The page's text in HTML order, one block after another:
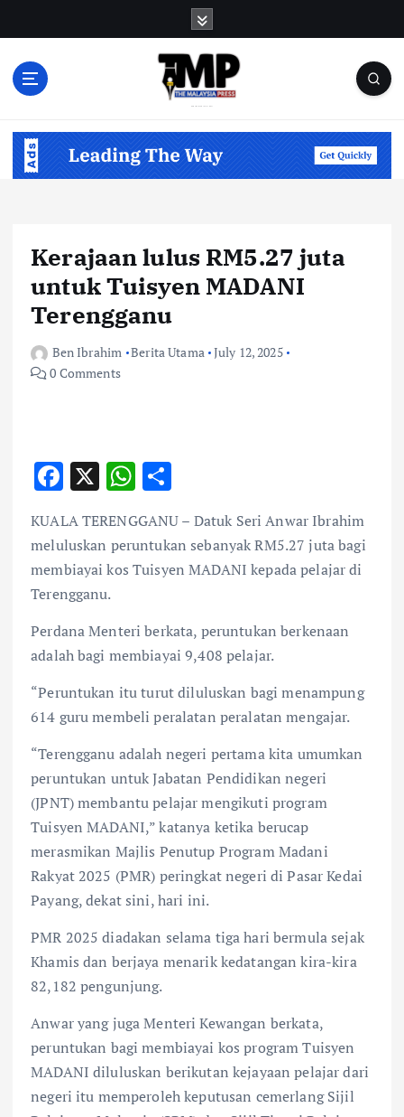
Kerajaan lulus RM5.27 juta
untuk Tuisyen MADANI
Terengganu
Ben Ibrahim Berita Utama July 12, 2025
0 Comments
F
e
b
o
o
k
X W
at
s
p
p
ar
e
KUALA TERENGGANU – Datuk Seri Anwar Ibrahim
meluluskan peruntukan sebanyak RM5.27 juta bagi
membiayai kos Tuisyen MADANI kepada pelajar di
Terengganu.
Perdana Menteri berkata, peruntukan berkenaan
adalah bagi membiayai 9,408 pelajar.
“Peruntukan itu turut diluluskan bagi menampung
614 guru membeli peralatan peralatan mengajar.
“Terengganu adalah negeri pertama kita umumkan
peruntukan untuk Jabatan Pendidikan negeri
(JPNT) membantu pelajar mengikuti program
Tuisyen MADANI,” katanya ketika berucap
merasmikan Majlis Penutup Program Madani
Rakyat 2025 (PMR) peringkat negeri di Pasar Kedai
Payang, dekat sini, hari ini.
PMR 2025 diadakan selama tiga hari bermula sejak
Khamis dan berjaya menarik kedatangan kira-kira
82,182 pengunjung.
Anwar yang juga Menteri Kewangan berkata,
peruntukan bagi membiayai kos program Tuisyen
MADANI diluluskan berikutan kejayaan pelajar dari
negeri itu memperoleh keputusan cemerlang Sijil